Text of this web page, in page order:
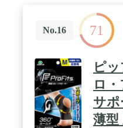
「捻挫」に。 / ✅超薄
ポリウレタン）により
ーカー・フォーマルシ
ンダーソックスとして
クアウトの際も薄くて
がら土踏まずのサポー
当製品は日本で企画立
の台湾トップメーカと
れ、ARESブランドと
✅【ご購入後3カ月以内
償交換】させていただ
No.16 71
ピ
ロ
サ
薄型